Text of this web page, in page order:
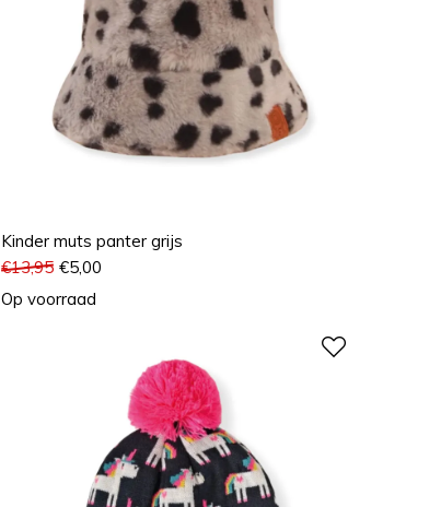
Kinder muts panter grijs
€13,95 €5,00
Op voorraad